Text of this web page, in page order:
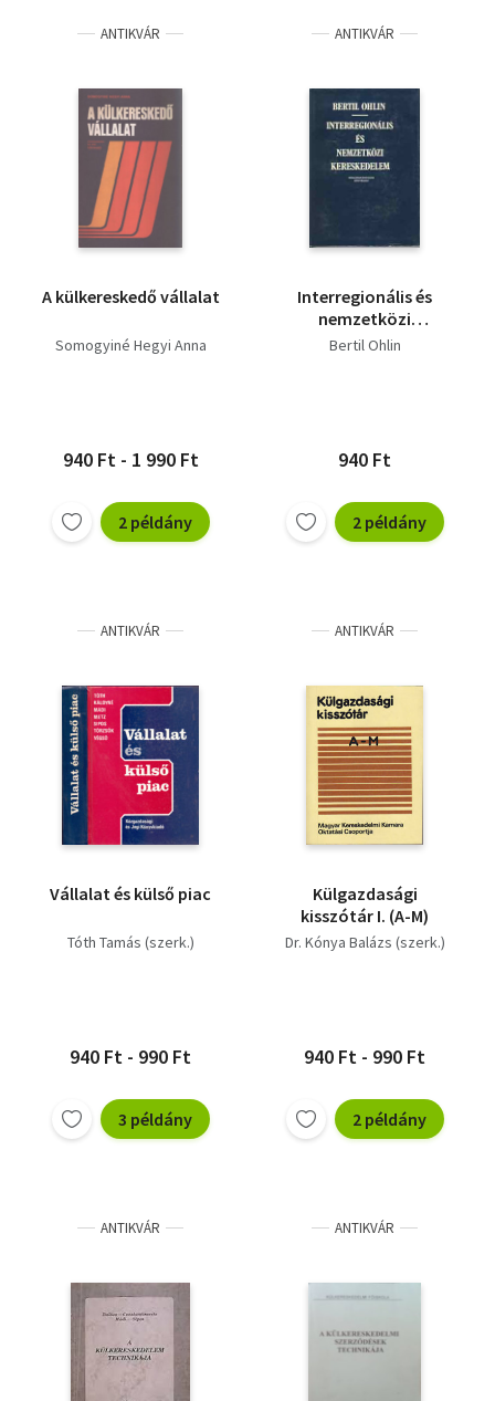
ANTIKVÁR
A külkereskedő vállalat
Somogyiné Hegyi Anna
940 Ft - 1 990 Ft
2 példány
ANTIKVÁR
Interregionális és
nemzetközi
kereskedelem
Bertil Ohlin
940 Ft
2 példány
ANTIKVÁR
Vállalat és külső piac
Tóth Tamás (szerk.)
940 Ft - 990 Ft
3 példány
ANTIKVÁR
Külgazdasági
kisszótár I. (A-M)
Dr. Kónya Balázs (szerk.)
940 Ft - 990 Ft
2 példány
ANTIKVÁR ANTIKVÁR